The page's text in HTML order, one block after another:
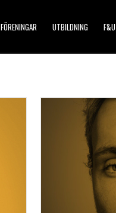
FÖRENINGAR UTBILDNING F&U